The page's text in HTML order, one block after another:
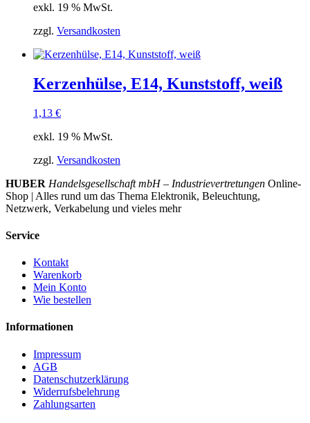
exkl. 19 % MwSt.
zzgl. Versandkosten
Kerzenhülse, E14, Kunststoff, weiß
1,13 €
exkl. 19 % MwSt.
zzgl. Versandkosten
HUBER Handelsgesellschaft mbH – Industrievertretungen Online-
Shop | Alles rund um das Thema Elektronik, Beleuchtung,
Netzwerk, Verkabelung und vieles mehr
Service
Kontakt
Warenkorb
Mein Konto
Wie bestellen
Informationen
Impressum
AGB
Datenschutzerklärung
Widerrufsbelehrung
Zahlungsarten